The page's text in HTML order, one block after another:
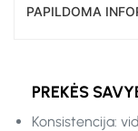
PAPILDOMA
PREKĖS
Konsistencija: